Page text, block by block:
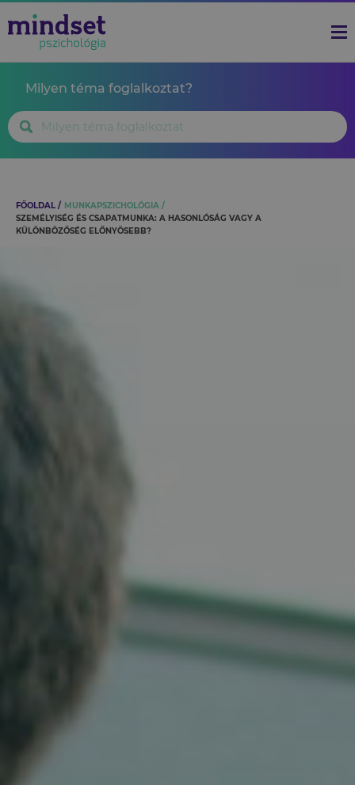
Milyen téma foglalkoztat?
FŐOLDAL
MUNKAPSZICHOLÓGIA
SZEMÉLYISÉG ÉS CSAPATMUNKA: A HASONLÓSÁG VAGY A
KÜLÖNBÖZŐSÉG ELŐNYÖSEBB?